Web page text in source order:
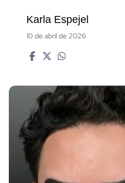
Karla Espejel
10 de abril de 2026